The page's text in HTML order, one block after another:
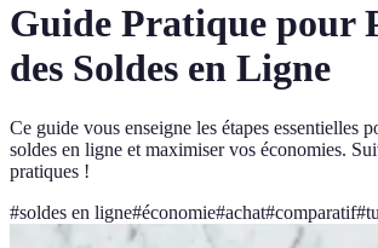
Guide Pratique pour
des Soldes en Ligne
Ce guide vous enseigne les étapes essentielles
soldes en ligne et maximiser vos économies.
pratiques !
#soldes en ligne#économie#achat#comparatif#